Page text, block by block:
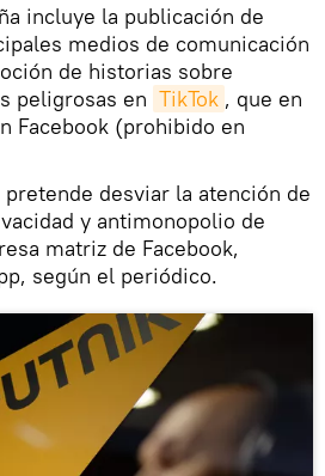
incluye la publicación de
medios de comunicación
de historias sobre
peligrosas en TikTok , que en
Facebook (prohibido en
pretende desviar la atención de
y antimonopolio de
matriz de Facebook,
según el periódico.